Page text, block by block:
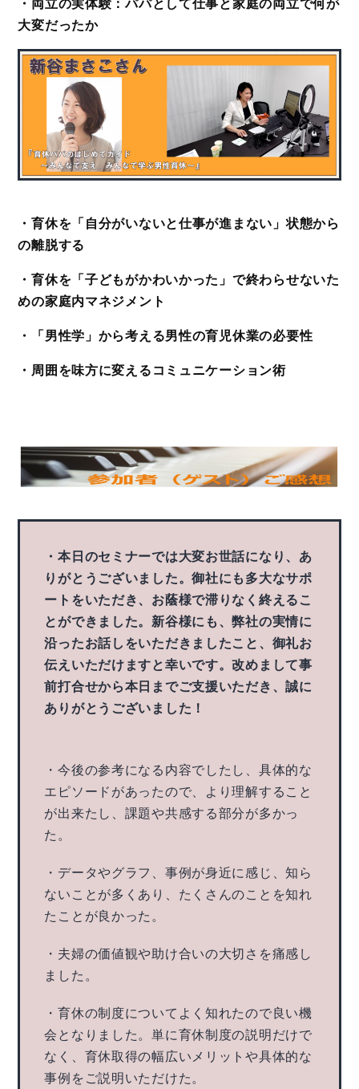
・両立の実体験：パパとして仕事と家庭の両立で何が
大変だったか
・育休を「自分がいないと仕事が進まない」状態から
の離脱する
・育休を「子どもがかわいかった」で終わらせないた
めの家庭内マネジメント
・「男性学」から考える男性の育児休業の必要性
・周囲を味方に変えるコミュニケーション術
・本日のセミナーでは大変お世話になり、あ
りがとうございました。御社にも多大なサポ
ートをいただき、お蔭様で滞りなく終えるこ
とができました。新谷様にも、弊社の実情に
沿ったお話しをいただきましたこと、御礼お
伝えいただけますと幸いです。改めまして事
前打合せから本日までご支援いただき、誠に
ありがとうございました！
・今後の参考になる内容でしたし、具体的な
エピソードがあったので、より理解すること
が出来たし、課題や共感する部分が多かっ
た。
・データやグラフ、事例が身近に感じ、知ら
ないことが多くあり、たくさんのことを知れ
たことが良かった。
・夫婦の価値観や助け合いの大切さを痛感し
ました。
・育休の制度についてよく知れたので良い機
会となりました。単に育休制度の説明だけで
なく、育休取得の幅広いメリットや具体的な
事例をご説明いただけた。